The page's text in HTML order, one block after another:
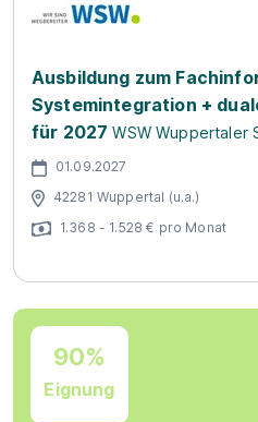
Ausbildung zum
Systemintegration +
für 2027 WSW Wuppertaler
01.09.2027
42281 Wuppertal (u.a.)
1.368 - 1.528 € pro Monat
90%
Eignung